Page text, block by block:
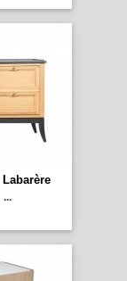
Labarère
...